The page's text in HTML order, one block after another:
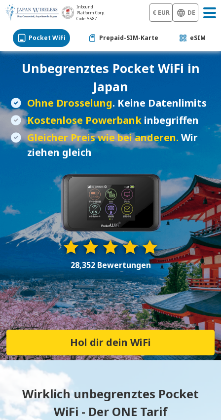
Inbound
Platform Corp.
Code: 5587
€ EUR DE
Pocket WiFi Prepaid-SIM-Karte eSIM
Unbegrenztes Pocket WiFi in
Japan
Ohne Drosselung. Keine Datenlimits
Kostenlose Powerbank inbegriffen
Gleicher Preis wie bei anderen. Wir
ziehen gleich
28,352 Bewertungen
Hol dir dein WiFi
Wirklich unbegrenztes Pocket
WiFi - Der ONE Tarif